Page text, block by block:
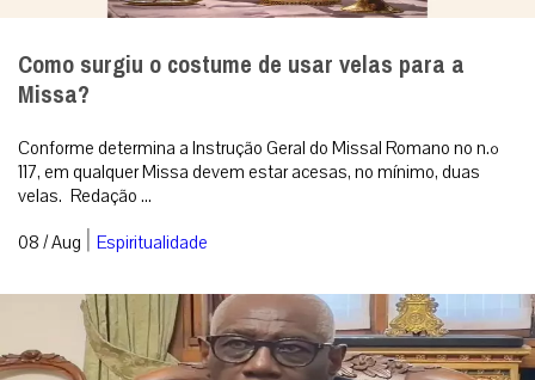
Como surgiu o costume de usar velas para a
Missa?
Conforme determina a Instrução Geral do Missal Romano no n.º
117, em qualquer Missa devem estar acesas, no mínimo, duas
velas. Redação ...
08 / Aug | Espiritualidade